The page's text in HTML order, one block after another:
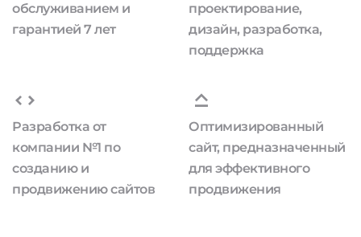
обслуживанием и
гарантией 7 лет
проектирование,
дизайн, разработка,
поддержка
Разработка от
компании №1 по
созданию и
продвижению сайтов
Оптимизированный
сайт, предназначенный
для эффективного
продвижения